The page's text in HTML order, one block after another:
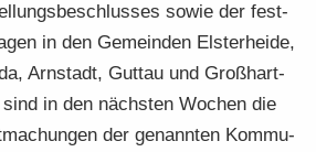
sowie der fest­
in den Ge­mein­den Els­ter­hei­de,
Arn­stadt, Gut­tau und Groß­hart­
in den nächs­ten Wo­chen die
der ge­nann­ten Kom­mu­